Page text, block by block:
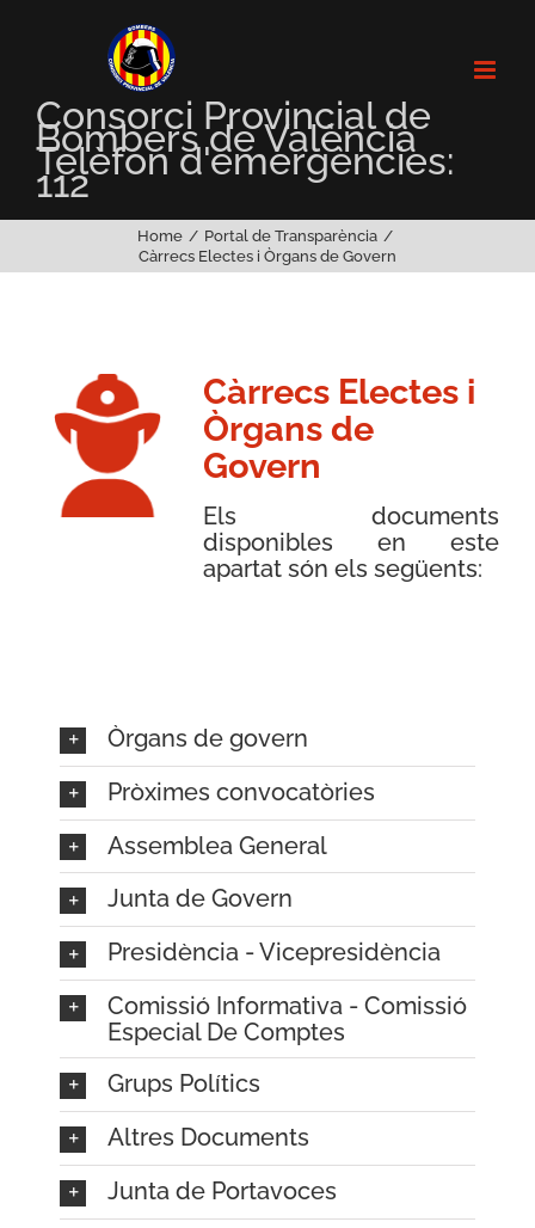
Consorci Provincial de
Bombers de València
Telèfon d'emergències:
112
Home
Portal de Transparència
Càrrecs Electes i Òrgans de Govern
Càrrecs Electes i
Òrgans de
Govern
Els documents
disponibles en este
apartat són els següents:
Òrgans de govern
Pròximes convocatòries
Assemblea General
Junta de Govern
Presidència - Vicepresidència
Comissió Informativa - Comissió
Especial De Comptes
Grups Polítics
Altres Documents
Junta de Portavoces